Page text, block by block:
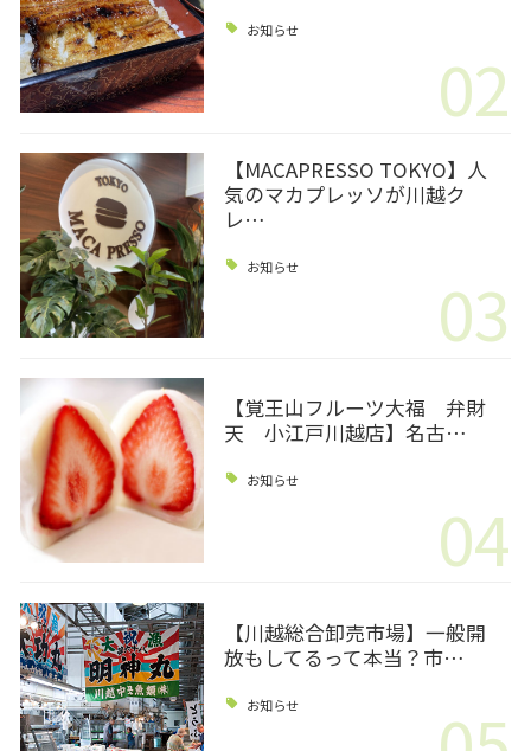
お知らせ
02
【MACAPRESSO TOKYO】人
気のマカプレッソが川越ク
レ…
お知らせ 03
【覚王山フルーツ大福 弁財
天 小江戸川越店】名古…
お知らせ
04
【川越総合卸売市場】一般開
放もしてるって本当？市…
お知らせ